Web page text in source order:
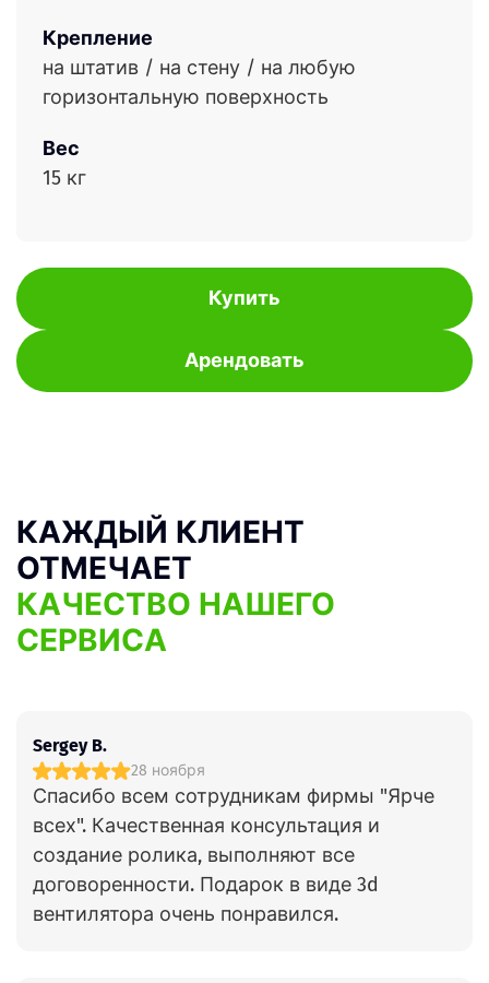
Крепление
на штатив / на стену / на любую
горизонтальную поверхность
Вес
15 кг
Купить
Арендовать
КАЖДЫЙ КЛИЕНТ
ОТМЕЧАЕТ
КАЧЕСТВО НАШЕГО
СЕРВИСА
Sergey B.
28 ноября
Спасибо всем сотрудникам фирмы "Ярче
всех". Качественная консультация и
создание ролика, выполняют все
договоренности. Подарок в виде 3d
вентилятора очень понравился.